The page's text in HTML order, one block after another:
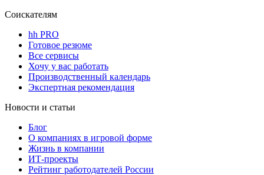
Соискателям
hh PRO
Готовое резюме
Все сервисы
Хочу у вас работать
Производственный календарь
Экспертная рекомендация
Новости и статьи
Блог
О компаниях в игровой форме
Жизнь в компании
ИТ-проекты
Рейтинг работодателей России